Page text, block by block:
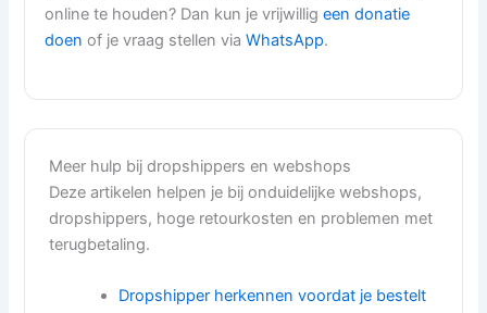
online te houden? Dan kun je vrijwilligeen donatie
doen of je vraag stellen viaWhatsApp.
Meer hulp bij dropshippers en webshops
Deze artikelen helpen je bij onduidelijke webshops,
dropshippers, hoge retourkosten en problemen met
terugbetaling.
Dropshipper herkennen voordat je bestelt